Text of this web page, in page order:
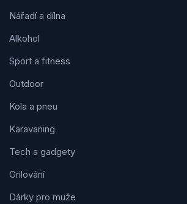
Nářadí a dílna
Alkohol
Sport a fitness
Outdoor
Kola a pneu
Karavaning
Tech a gadgety
Grilování
Dárky pro muže